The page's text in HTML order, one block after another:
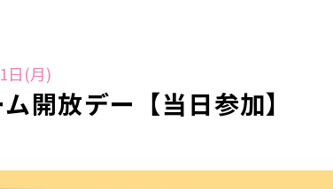
日(月)
開放デー【当日参加】